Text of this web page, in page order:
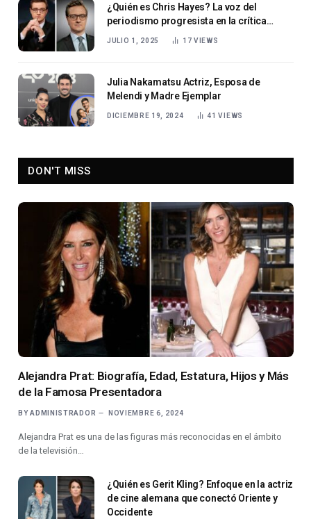
¿Quién es Chris Hayes? La voz del
periodismo progresista en la crítica
estadounidense
JULIO 1, 2025 17 VIEWS
Julia Nakamatsu Actriz, Esposa de
Melendi y Madre Ejemplar
DICIEMBRE 19, 2024 41VIEWS
DON'T MISS
Alejandra Prat: Biografía, Edad, Estatura, Hijos y Más
de la Famosa Presentadora
BY ADMINISTRADOR NOVIEMBRE 6, 2024
Alejandra Prat es una de las figuras más reconocidas en el ámbito
de la televisión…
¿Quién es Gerit Kling? Enfoque en la actriz
de cine alemana que conectó Oriente y
Occidente